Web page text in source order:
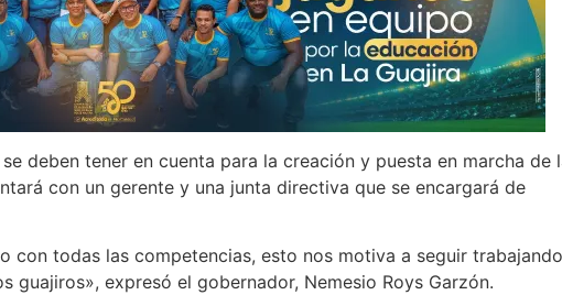
deben tener en cuenta para la creación y puesta en marcha de
con un gerente y una junta directiva que se encargará de
con todas las competencias, esto nos motiva a seguir trabajando
expresó el gobernador, Nemesio Roys Garzón.